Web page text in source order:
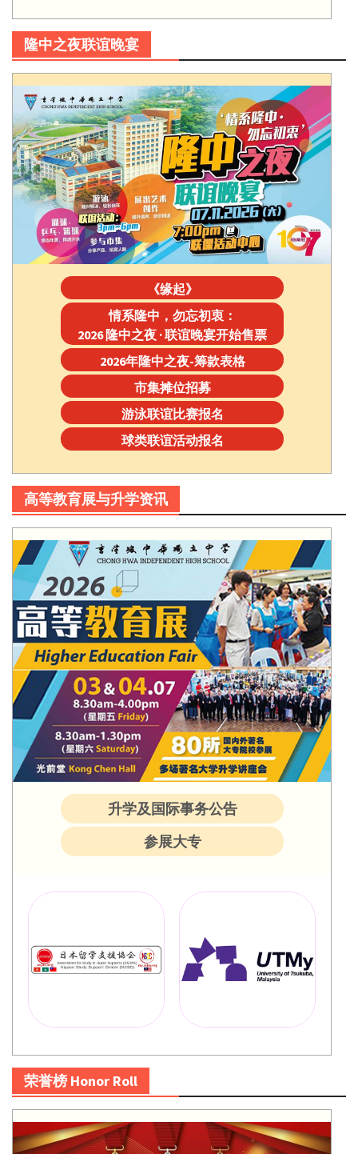
隆中之夜联谊晚宴
《缘起》
情系隆中，勿忘初衷：
2026 隆中之夜 · 联谊晚宴开始售票
2026年隆中之夜-筹款表格
市集摊位招募
游泳联谊比赛报名
球类联谊活动报名
高等教育展与升学资讯
升学及国际事务公告
参展大专
荣誉榜 Honor Roll